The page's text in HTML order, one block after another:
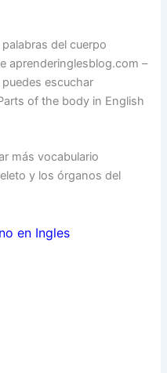
del cuerpo
aprenderinglesblog.com –
escuchar
of the body in English
más vocabulario
y los órganos del
en Ingles